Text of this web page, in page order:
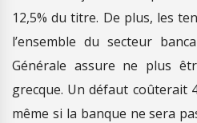
12,5% du titre. De plus, les
l’ensemble du secteur
Générale assure ne plus
grecque. Un défaut coûterait
même si la banque ne sera